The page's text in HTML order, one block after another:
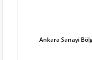
Ankara Sanayi